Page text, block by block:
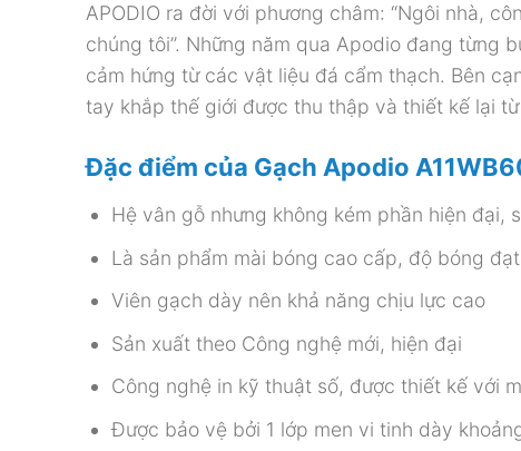
APODIO ra đời với phương châm: “Ngôi nhà,
chúng tôi”. Những năm qua Apodio đang từng
cảm hứng từ các vật liệu đá cẩm thạch. Bên
tay khắp thế giới được thu thập và thiết kế lại
Đặc điểm của Gạch Apodio
Hệ vân gỗ nhưng không kém phần hiện đại,
Là sản phẩm mài bóng cao cấp, độ bóng
Viên gạch dày nên khả năng chịu lực cao
Sản xuất theo Công nghệ mới, hiện đại
Công nghệ in kỹ thuật số, được thiết kế với
Được bảo vệ bởi 1 lớp men vi tinh dày